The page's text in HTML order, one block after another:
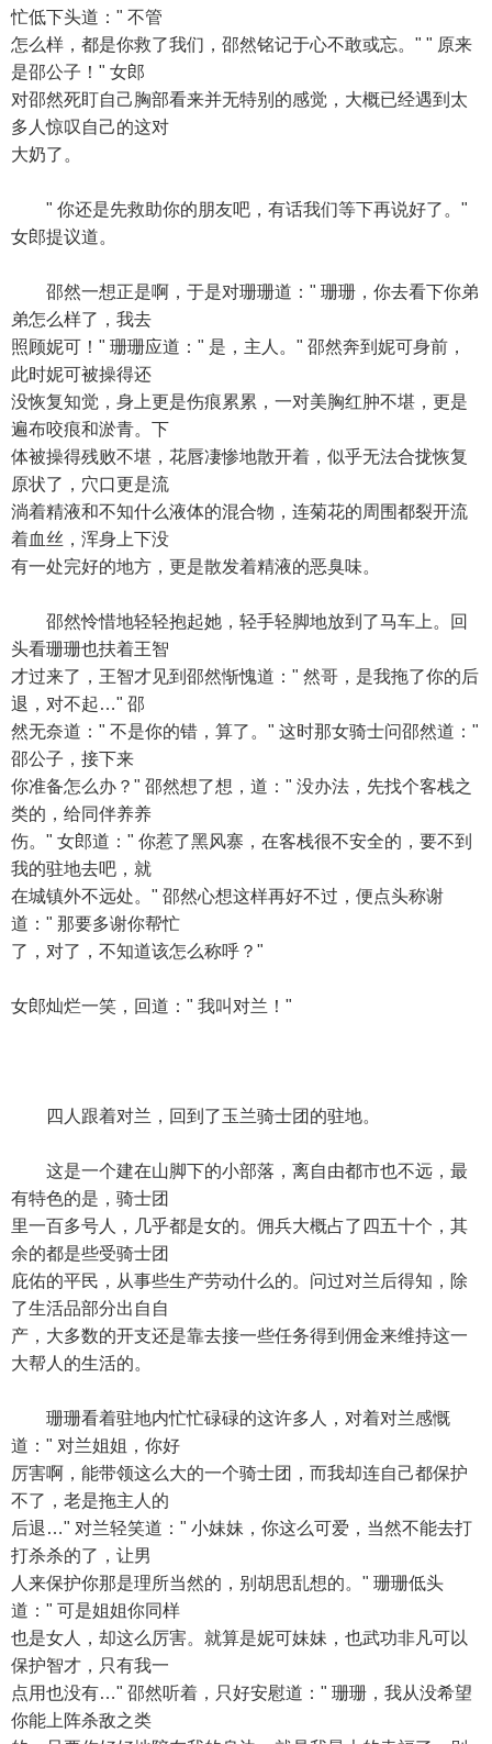
忙低下头道：" 不管
怎么样，都是你救了我们，邵然铭记于心不敢或忘。" " 原来
是邵公子！" 女郎
对邵然死盯自己胸部看来并无特别的感觉，大概已经遇到太
多人惊叹自己的这对
大奶了。
" 你还是先救助你的朋友吧，有话我们等下再说好了。"
女郎提议道。
邵然一想正是啊，于是对珊珊道：" 珊珊，你去看下你弟
弟怎么样了，我去
照顾妮可！" 珊珊应道：" 是，主人。" 邵然奔到妮可身前，
此时妮可被操得还
没恢复知觉，身上更是伤痕累累，一对美胸红肿不堪，更是
遍布咬痕和淤青。下
体被操得残败不堪，花唇凄惨地散开着，似乎无法合拢恢复
原状了，穴口更是流
淌着精液和不知什么液体的混合物，连菊花的周围都裂开流
着血丝，浑身上下没
有一处完好的地方，更是散发着精液的恶臭味。
邵然怜惜地轻轻抱起她，轻手轻脚地放到了马车上。回
头看珊珊也扶着王智
才过来了，王智才见到邵然惭愧道：" 然哥，是我拖了你的后
退，对不起…" 邵
然无奈道：" 不是你的错，算了。" 这时那女骑士问邵然道："
邵公子，接下来
你准备怎么办？" 邵然想了想，道：" 没办法，先找个客栈之
类的，给同伴养养
伤。" 女郎道：" 你惹了黑风寨，在客栈很不安全的，要不到
我的驻地去吧，就
在城镇外不远处。" 邵然心想这样再好不过，便点头称谢
道：" 那要多谢你帮忙
了，对了，不知道该怎么称呼？"
女郎灿烂一笑，回道：" 我叫对兰！"
四人跟着对兰，回到了玉兰骑士团的驻地。
这是一个建在山脚下的小部落，离自由都市也不远，最
有特色的是，骑士团
里一百多号人，几乎都是女的。佣兵大概占了四五十个，其
余的都是些受骑士团
庇佑的平民，从事些生产劳动什么的。问过对兰后得知，除
了生活品部分出自自
产，大多数的开支还是靠去接一些任务得到佣金来维持这一
大帮人的生活的。
珊珊看着驻地内忙忙碌碌的这许多人，对着对兰感慨
道：" 对兰姐姐，你好
厉害啊，能带领这么大的一个骑士团，而我却连自己都保护
不了，老是拖主人的
后退…" 对兰轻笑道：" 小妹妹，你这么可爱，当然不能去打
打杀杀的了，让男
人来保护你那是理所当然的，别胡思乱想的。" 珊珊低头
道：" 可是姐姐你同样
也是女人，却这么厉害。就算是妮可妹妹，也武功非凡可以
保护智才，只有我一
点用也没有…" 邵然听着，只好安慰道：" 珊珊，我从没希望
你能上阵杀敌之类